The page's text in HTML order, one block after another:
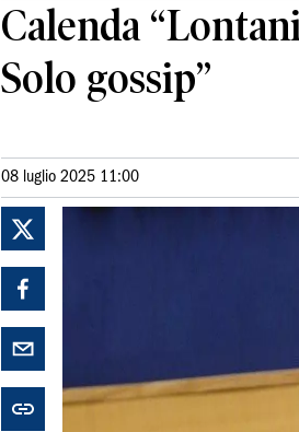
Calenda
Solo gossip”
08 luglio 2025 11:00